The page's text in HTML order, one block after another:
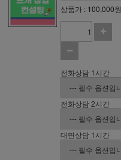
상품가 : 100,000원
전화상담 1시간
전화상담 2시간
대면상담 1시간